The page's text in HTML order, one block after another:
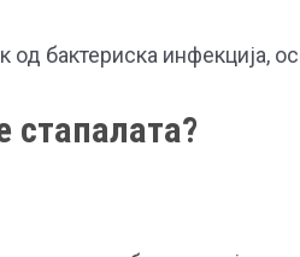
од бактериска инфекција,
стапалата?